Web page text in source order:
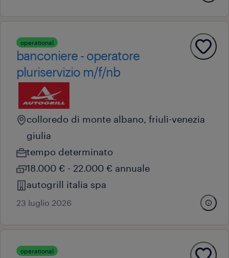
operational
banconiere - operatore
pluriservizio m/f/nb
colloredo di monte albano, friuli-venezia
giulia
tempo determinato
18.000 € - 22.000 € annuale
autogrill italia spa
23 luglio 2026
operational